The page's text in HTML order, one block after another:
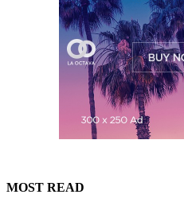
MOST READ